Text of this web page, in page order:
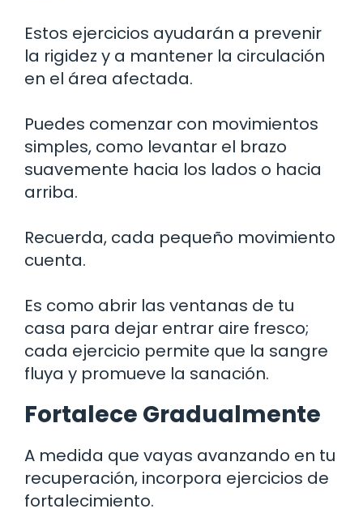
Estos ejercicios ayudarán a prevenir
la rigidez y a mantener la circulación
en el área afectada.
Puedes comenzar con movimientos
simples, como levantar el brazo
suavemente hacia los lados o hacia
arriba.
Recuerda, cada pequeño movimiento
cuenta.
Es como abrir las ventanas de tu
casa para dejar entrar aire fresco;
cada ejercicio permite que la sangre
fluya y promueve la sanación.
Fortalece Gradualmente
A medida que vayas avanzando en tu
recuperación, incorpora ejercicios de
fortalecimiento.